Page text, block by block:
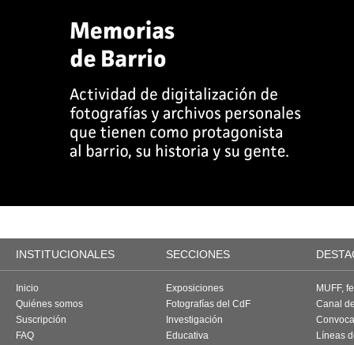
INSTITUCIONALES SECCIONES
Inicio
Quiénes somos
Suscripción
FAQ
Exposiciones
Fotografías del CdF
Investigación
Educativa
MUFF,
Canal
Líneas